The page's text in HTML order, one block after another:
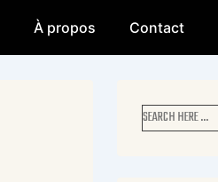
À propos Contact